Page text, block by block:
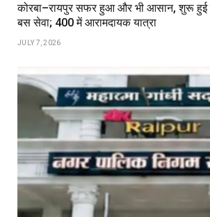
कोरबा–रायपुर सफर हुआ और भी आसान, शुरू हुई
बस सेवा; ₹400 में आरामदायक यात्रा
JULY 7, 2026